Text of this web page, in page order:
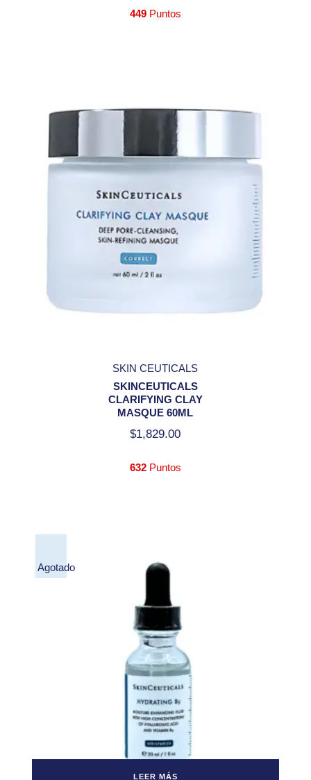
449Puntos
SKIN CEUTICALS
SKINCEUTICALS
CLARIFYING CLAY
MASQUE 60ML
$1,829.00
632Puntos
Agotado
LEER MÁS